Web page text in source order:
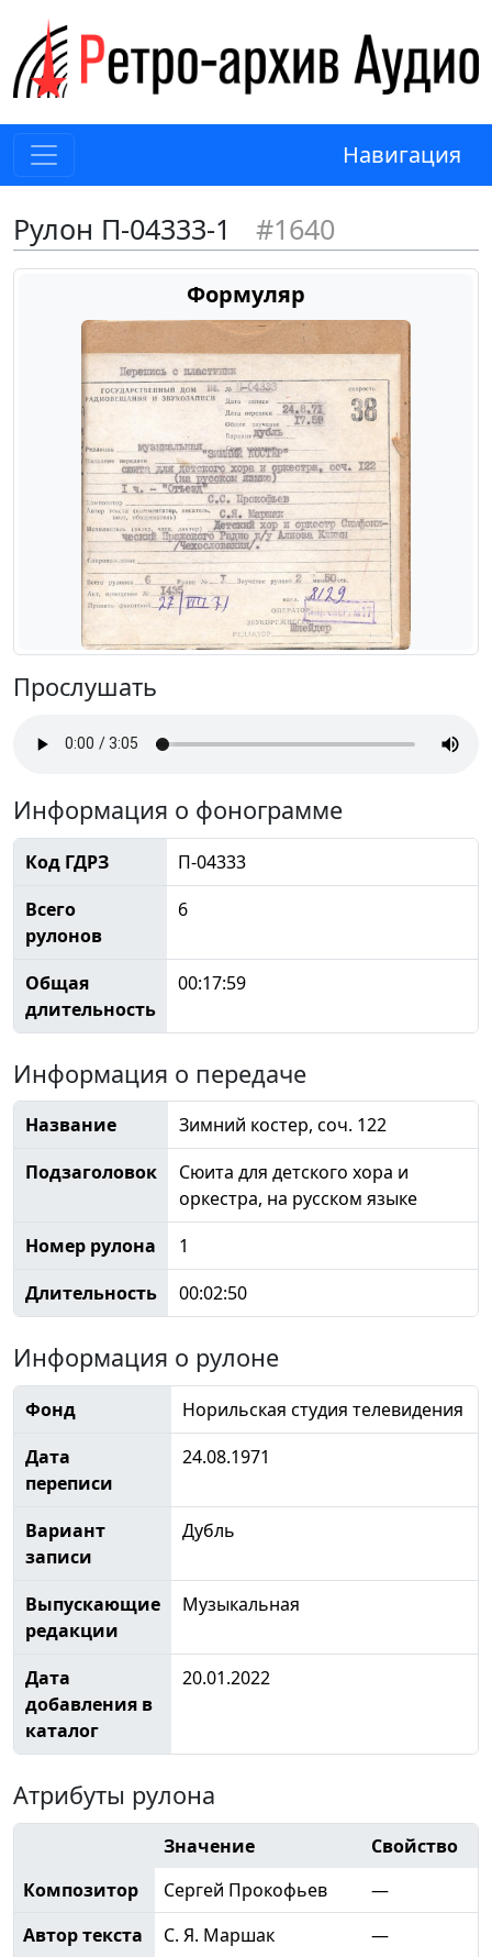
Навигация
Рулон П-04333-1 #1640
Формуляр
Прослушать
Информация о фонограмме
Код ГДРЗ
П-04333
Всего
рулонов
6
Общая
длительность
00:17:59
Информация о передаче
Название
Зимний костер, соч. 122
Подзаголовок
Сюита для детского хора и
оркестра, на русском языке
Номер рулона
1
Длительность
00:02:50
Информация о рулоне
Фонд
Норильская студия телевидения
Дата
переписи
24.08.1971
Вариант
записи
Дубль
Выпускающие
редакции
Музыкальная
Дата
добавления в
каталог
20.01.2022
Атрибуты рулона
Значение
Свойство
Композитор
Сергей Прокофьев
—
Автор текста
С. Я. Маршак
—